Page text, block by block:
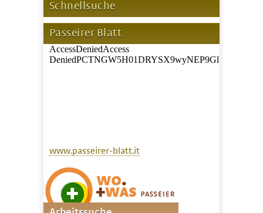
Schnellsuche
Passeirer Blatt
www.passeirer-blatt.it